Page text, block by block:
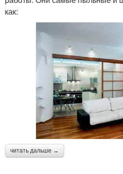
как:
читать дальше →